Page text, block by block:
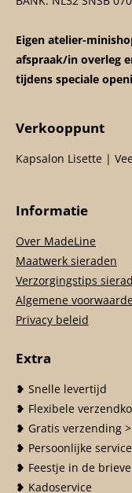
Eigen atelier-
afspraak/in overleg
tijdens speciale
Verkooppunt
Kapsalon Lisette |
Informatie
Over MadeLine
Maatwerk sieraden
Verzorgingstips
Algemene
Privacy beleid
Extra
❥ Snelle levertijd
❥ Flexibele
❥ Gratis verzending
❥ Persoonlijke service
❥ Feestje in de
❥ Kadoservice